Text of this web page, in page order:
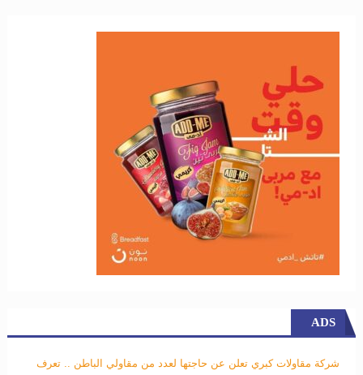
ADS
شركة مقاولات كبري تعلن عن حاجتها لعدد من مقاولي الباطن .. تعرف